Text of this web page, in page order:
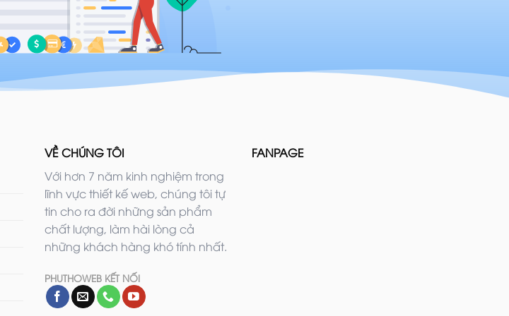
VỀ CHÚNG TÔI
Với hơn 7 năm kinh nghiệm trong
lĩnh vực thiết kế web, chúng tôi tự
tin cho ra đời những sản phẩm
chất lượng, làm hài lòng cả
những khách hàng khó tính nhất.
PHUTHOWEB KẾT NỐI
FANPAGE